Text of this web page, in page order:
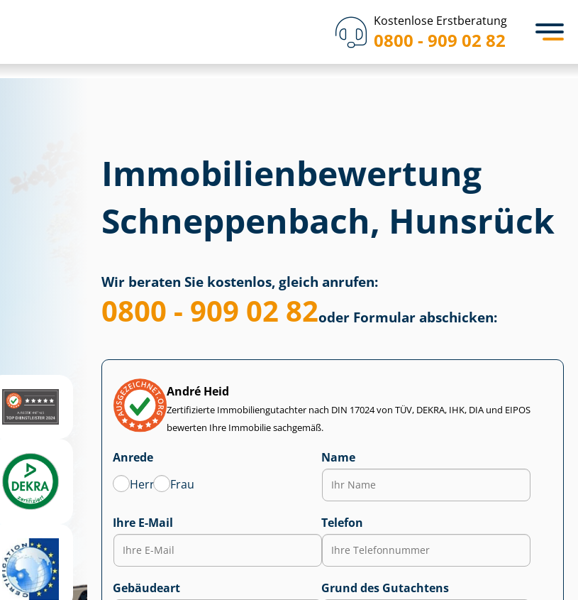
Kostenlose Erstberatung
0800 - 909 02 82
Immobilien­bewertung
Schneppenbach, Hunsrück
Wir beraten Sie kostenlos, gleich anrufen:
0800 - 909 02 82oder Formular abschicken:
André Heid
Zertifizierte Im­mo­bi­li­en­gut­ach­ter nach DIN 17024 von TÜV, DEKRA, IHK, DIA und EIPOS
bewerten Ihre Immobilie sachgemäß.
Anrede
Herr
Frau
Name
Ihre E-Mail Telefon
Gebäudeart Grund des Gutachtens